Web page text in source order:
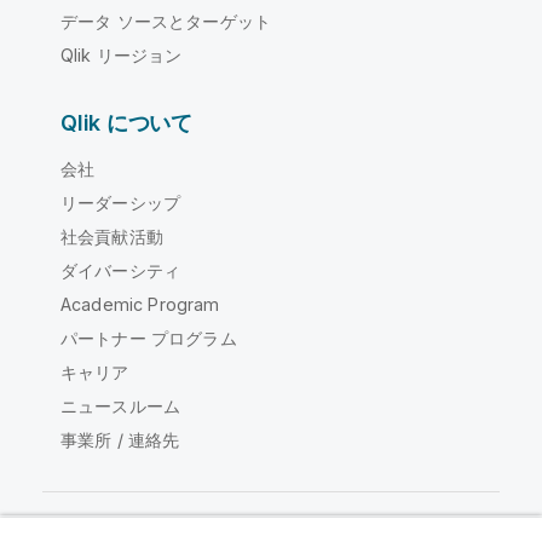
データ ソースとターゲット
Qlik リージョン
Qlik について
会社
リーダーシップ
社会貢献活動
ダイバーシティ
Academic Program
パートナー プログラム
キャリア
ニュースルーム
事業所 / 連絡先